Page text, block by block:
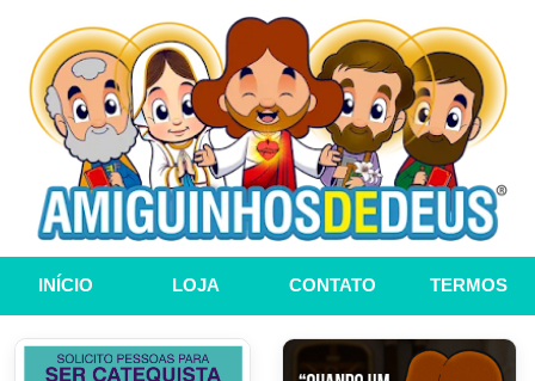
INÍCIO LOJA CONTATO TERMOS